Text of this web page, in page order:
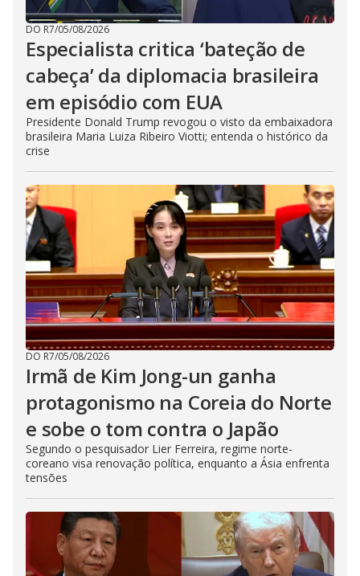
DO R7/05/08/2026
Especialista critica ‘bateção de
cabeça’ da diplomacia brasileira
em episódio com EUA
Presidente Donald Trump revogou o visto da embaixadora
brasileira Maria Luiza Ribeiro Viotti; entenda o histórico da
crise
DO R7/05/08/2026
Irmã de Kim Jong-un ganha
protagonismo na Coreia do Norte
e sobe o tom contra o Japão
Segundo o pesquisador Lier Ferreira, regime norte-
coreano visa renovação política, enquanto a Ásia enfrenta
tensões